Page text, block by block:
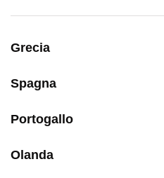
Grecia
Spagna
Portogallo
Olanda